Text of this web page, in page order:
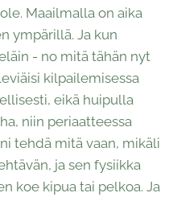
Maailmalla on aika
ympärillä. Ja kun
- no mitä tähän nyt
kilpailemisessa
eikä huipulla
niin periaatteessa
tehdä mitä vaan, mikäli
ja sen fysiikka
koe kipua tai pelkoa. Ja